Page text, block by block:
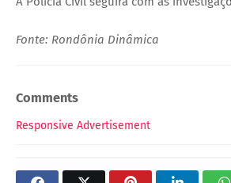
Fonte: Rondônia Dinâmica
Comments
Responsive Advertisement